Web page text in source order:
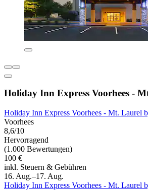
Holiday Inn Express Voorhees -
Holiday Inn Express Voorhees - Mt. Laurel
Voorhees
8,6/10
Hervorragend
(1.000 Bewertungen)
100 €
inkl. Steuern & Gebühren
16. Aug.–17. Aug.
Holiday Inn Express Voorhees - Mt. Laurel